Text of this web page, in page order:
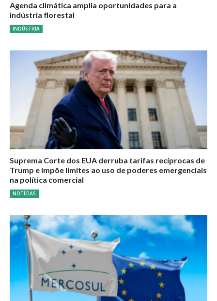
Agenda climática amplia oportunidades para a
indústria florestal
INDÚSTRIA
Suprema Corte dos EUA derruba tarifas recíprocas de
Trump e impõe limites ao uso de poderes emergenciais
na política comercial
NOTÍCIAS